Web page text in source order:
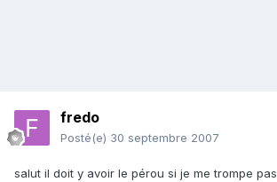
fredo
Posté(e) 30 septembre 2007
salut il doit y avoir le pérou si je me trompe pas